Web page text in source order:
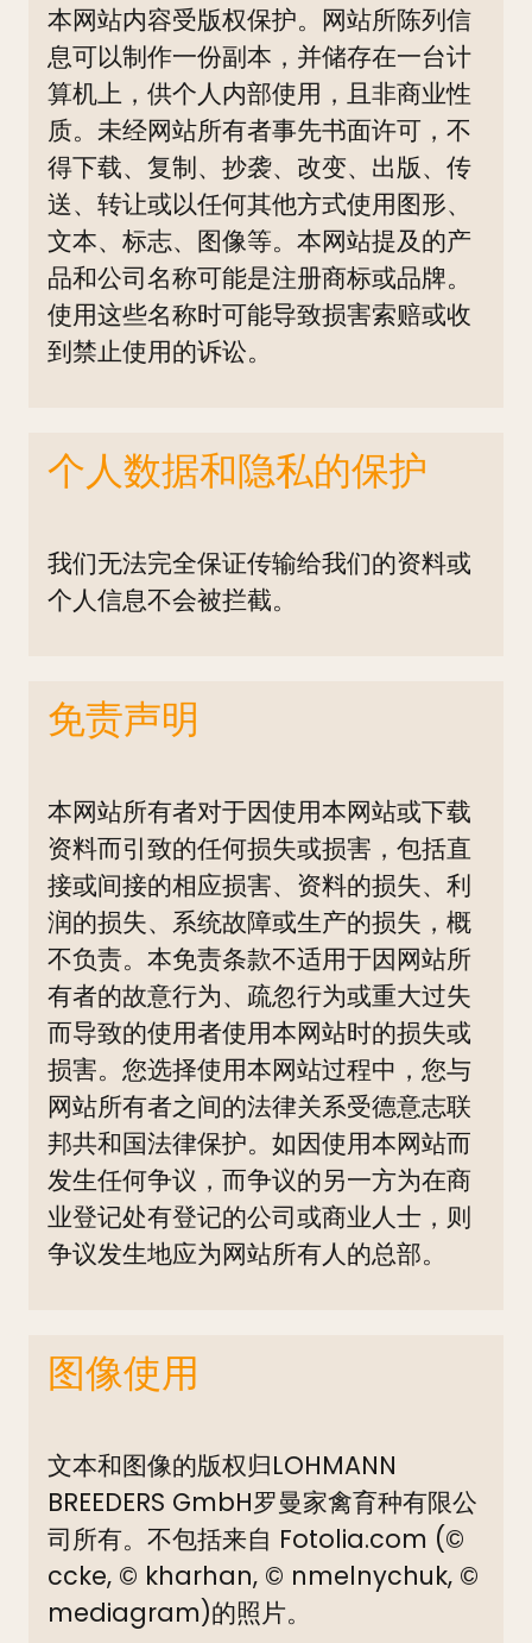
本网站内容受版权保护。网站所陈列信
息可以制作一份副本，并储存在一台计
算机上，供个人内部使用，且非商业性
质。未经网站所有者事先书面许可，不
得下载、复制、抄袭、改变、出版、传
送、转让或以任何其他方式使用图形、
文本、标志、图像等。本网站提及的产
品和公司名称可能是注册商标或品牌。
使用这些名称时可能导致损害索赔或收
到禁止使用的诉讼。
个人数据和隐私的保护
我们无法完全保证传输给我们的资料或
个人信息不会被拦截。
免责声明
本网站所有者对于因使用本网站或下载
资料而引致的任何损失或损害，包括直
接或间接的相应损害、资料的损失、利
润的损失、系统故障或生产的损失，概
不负责。本免责条款不适用于因网站所
有者的故意行为、疏忽行为或重大过失
而导致的使用者使用本网站时的损失或
损害。您选择使用本网站过程中，您与
网站所有者之间的法律关系受德意志联
邦共和国法律保护。如因使用本网站而
发生任何争议，而争议的另一方为在商
业登记处有登记的公司或商业人士，则
争议发生地应为网站所有人的总部。
图像使用
文本和图像的版权归LOHMANN
BREEDERS GmbH罗曼家禽育种有限公
司所有。不包括来自 Fotolia.com (©
ccke, © kharhan, © nmelnychuk, ©
mediagram)的照片。